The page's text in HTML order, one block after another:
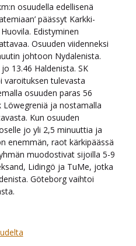
osuudella edellisenä
päässyt Karkki-
Edistyminen
Osuuden viidenneksi
johtoon Nydalenista.
13.46 Haldenista. SK
varoituksen tulevasta
osuuden paras 56
Löwegreniä ja nostamalla
Kun osuuden
jo yli 2,5 minuuttia ja
enemmän, raot kärkipäässä
muodostivat sijoilla 5-9
Lidingö ja TuMe, jotka
Göteborg vaihtoi